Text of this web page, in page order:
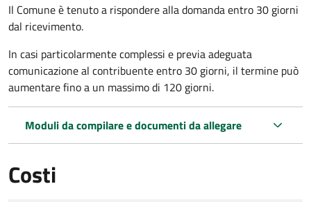
Il Comune è tenuto a rispondere alla domanda entro 30 giorni
dal ricevimento.
In casi particolarmente complessi e previa adeguata
comunicazione al contribuente entro 30 giorni, il termine può
aumentare fino a un massimo di 120 giorni.
Moduli da compilare e documenti da allegare
Costi